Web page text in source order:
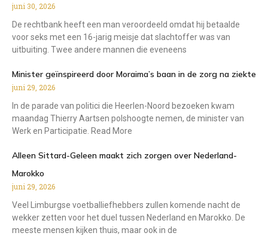
juni 30, 2026
De rechtbank heeft een man veroordeeld omdat hij betaalde
voor seks met een 16-jarig meisje dat slachtoffer was van
uitbuiting. Twee andere mannen die eveneens
Minister geïnspireerd door Moraima’s baan in de zorg na ziekte
juni 29, 2026
In de parade van politici die Heerlen-Noord bezoeken kwam
maandag Thierry Aartsen polshoogte nemen, de minister van
Werk en Participatie. Read More
Alleen Sittard-Geleen maakt zich zorgen over Nederland-
Marokko
juni 29, 2026
Veel Limburgse voetballiefhebbers zullen komende nacht de
wekker zetten voor het duel tussen Nederland en Marokko. De
meeste mensen kijken thuis, maar ook in de